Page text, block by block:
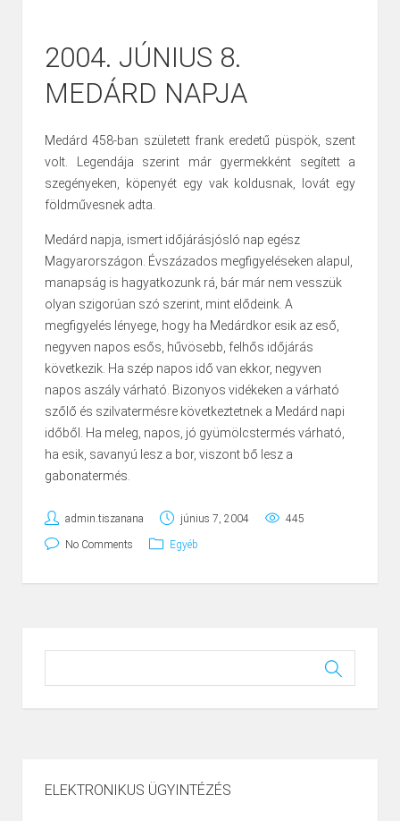
2004. JÚNIUS 8.
MEDÁRD NAPJA
Medárd 458-ban született frank eredetű püspök, szent
volt. Legendája szerint már gyermekként segített a
szegényeken, köpenyét egy vak koldusnak, lovát egy
földművesnek adta.
Medárd napja, ismert időjárásjósló nap egész
Magyarországon. Évszázados megfigyeléseken alapul,
manapság is hagyatkozunk rá, bár már nem vesszük
olyan szigorúan szó szerint, mint elődeink. A
megfigyelés lényege, hogy ha Medárdkor esik az eső,
negyven napos esős, hűvösebb, felhős időjárás
következik. Ha szép napos idő van ekkor, negyven
napos aszály várható. Bizonyos vidékeken a várható
szőlő és szilvatermésre következtetnek a Medárd napi
időből. Ha meleg, napos, jó gyümölcstermés várható,
ha esik, savanyú lesz a bor, viszont bő lesz a
gabonatermés.
admin.tiszanana június 7, 2004 445
No Comments Egyéb
ELEKTRONIKUS ÜGYINTÉZÉS